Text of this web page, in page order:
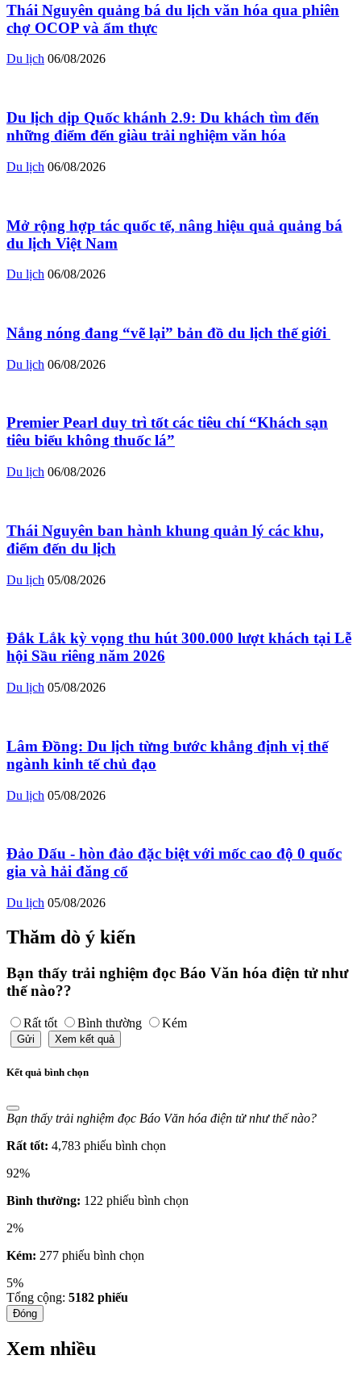
Thái Nguyên quảng bá du lịch văn hóa qua phiên
chợ OCOP và ẩm thực
Du lịch 06/08/2026
Du lịch dịp Quốc khánh 2.9: Du khách tìm đến
những điểm đến giàu trải nghiệm văn hóa
Du lịch 06/08/2026
Mở rộng hợp tác quốc tế, nâng hiệu quả quảng bá
du lịch Việt Nam
Du lịch 06/08/2026
Nắng nóng đang “vẽ lại” bản đồ du lịch thế giới ​
Du lịch 06/08/2026
Premier Pearl duy trì tốt các tiêu chí “Khách sạn
tiêu biểu không thuốc lá”
Du lịch 06/08/2026
Thái Nguyên ban hành khung quản lý các khu,
điểm đến du lịch
Du lịch 05/08/2026
Đắk Lắk kỳ vọng thu hút 300.000 lượt khách tại Lễ
hội Sầu riêng năm 2026
Du lịch 05/08/2026
Lâm Đồng: Du lịch từng bước khẳng định vị thế
ngành kinh tế chủ đạo
Du lịch 05/08/2026
Đảo Dấu - hòn đảo đặc biệt với mốc cao độ 0 quốc
gia và hải đăng cổ
Du lịch 05/08/2026
Thăm dò ý kiến
Bạn thấy trải nghiệm đọc Báo Văn hóa điện tử như
thế nào??
Rất tốt Bình thường Kém
Gửi Xem kết quả
Kết quả bình chọn
Bạn thấy trải nghiệm đọc Báo Văn hóa điện tử như thế nào?
Rất tốt: 4,783 phiếu bình chọn
92%
Bình thường: 122 phiếu bình chọn
2%
Kém: 277 phiếu bình chọn
5%
Tổng cộng: 5182 phiếu
Đóng
Xem nhiều